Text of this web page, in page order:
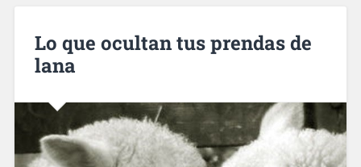
Lo que ocultan tus prendas de
lana